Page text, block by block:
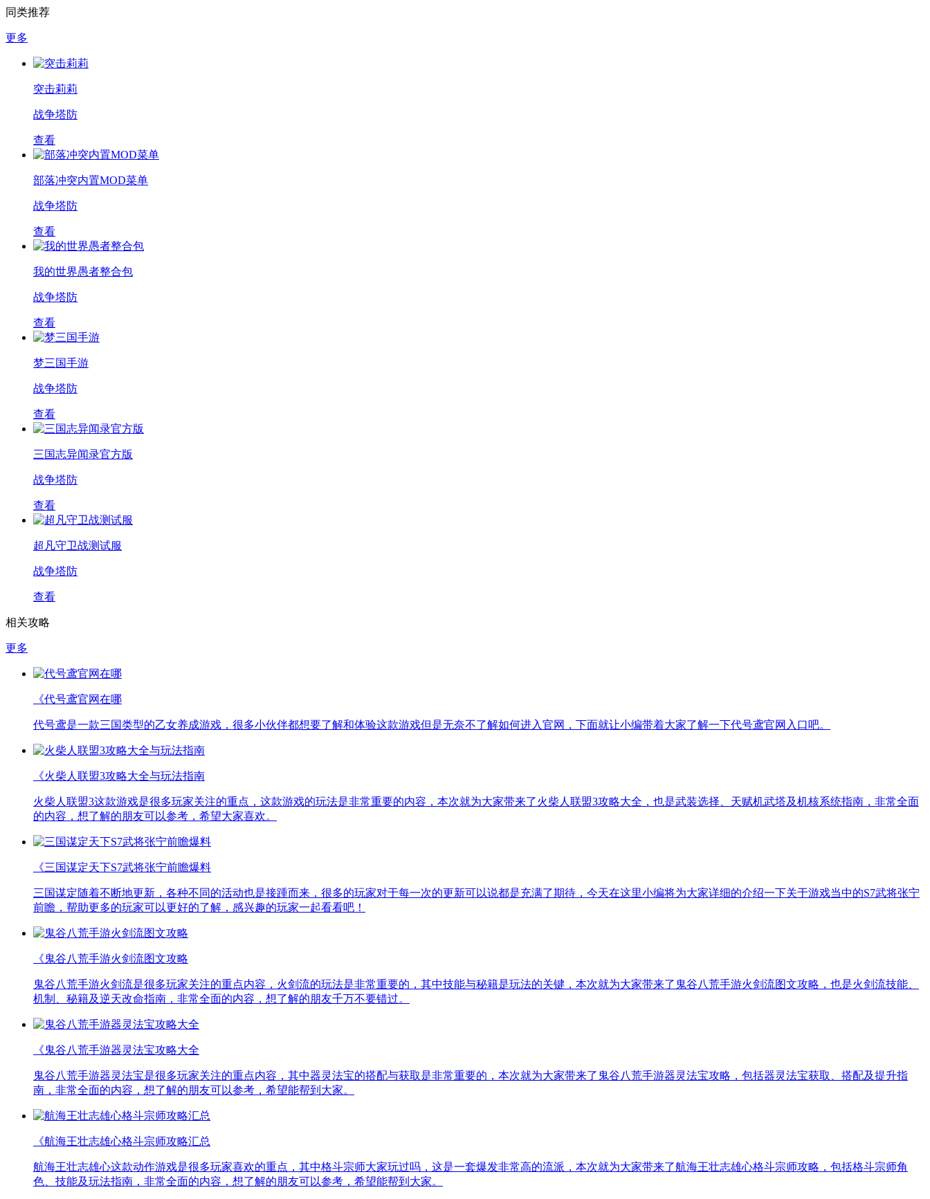
同类推荐
更多
突击莉莉
战争塔防
查看
部落冲突内置MOD菜单
战争塔防
查看
我的世界愚者整合包
战争塔防
查看
梦三国手游
战争塔防
查看
三国志异闻录官方版
战争塔防
查看
超凡守卫战测试服
战争塔防
查看
相关攻略
更多
《代号鸢官网在哪
代号鸢是一款三国类型的乙女养成游戏，很多小伙伴都想要了解和体验这款游戏但是无奈不了解如何进入官网，下面就让小编带着大家了解一下代号鸢官网入口吧。
《火柴人联盟3攻略大全与玩法指南
火柴人联盟3这款游戏是很多玩家关注的重点，这款游戏的玩法是非常重要的内容，本次就为大家带来了火柴人联盟3攻略大全，也是武装选择、天赋机武塔及机核系统指南，非常全面
的内容，想了解的朋友可以参考，希望大家喜欢。
《三国谋定天下S7武将张宁前瞻爆料
三国谋定随着不断地更新，各种不同的活动也是接踵而来，很多的玩家对于每一次的更新可以说都是充满了期待，今天在这里小编将为大家详细的介绍一下关于游戏当中的S7武将张宁
前瞻，帮助更多的玩家可以更好的了解，感兴趣的玩家一起看看吧！
《鬼谷八荒手游火剑流图文攻略
鬼谷八荒手游火剑流是很多玩家关注的重点内容，火剑流的玩法是非常重要的，其中技能与秘籍是玩法的关键，本次就为大家带来了鬼谷八荒手游火剑流图文攻略，也是火剑流技能、
机制、秘籍及逆天改命指南，非常全面的内容，想了解的朋友千万不要错过。
《鬼谷八荒手游器灵法宝攻略大全
鬼谷八荒手游器灵法宝是很多玩家关注的重点内容，其中器灵法宝的搭配与获取是非常重要的，本次就为大家带来了鬼谷八荒手游器灵法宝攻略，包括器灵法宝获取、搭配及提升指
南，非常全面的内容，想了解的朋友可以参考，希望能帮到大家。
《航海王壮志雄心格斗宗师攻略汇总
航海王壮志雄心这款动作游戏是很多玩家喜欢的重点，其中格斗宗师大家玩过吗，这是一套爆发非常高的流派，本次就为大家带来了航海王壮志雄心格斗宗师攻略，包括格斗宗师角
色、技能及玩法指南，非常全面的内容，想了解的朋友可以参考，希望能帮到大家。